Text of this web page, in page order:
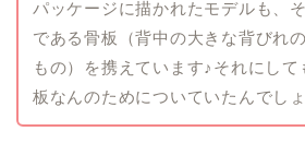
パッケージに描かれたモデルも、
である骨板（背中の大きな背びれ
もの）を携えています♪それにして
板なんのためについていたんでし